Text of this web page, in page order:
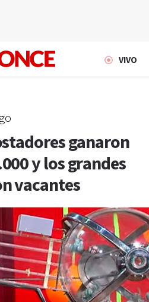
VIVO
ganaron
y los grandes
vacantes